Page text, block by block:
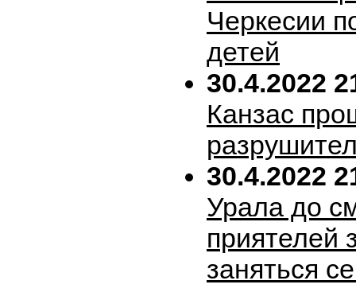
Черкесии
детей
30.4.2022
Канзас
30.4.2022
Урала до
приятелей
заняться